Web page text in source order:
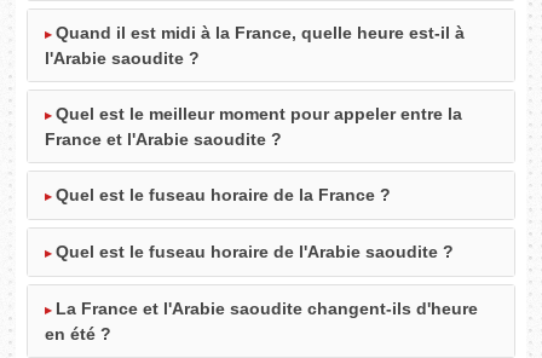
Quand il est midi à la France, quelle heure est-il à
l'Arabie saoudite ?
Quel est le meilleur moment pour appeler entre la
France et l'Arabie saoudite ?
Quel est le fuseau horaire de la France ?
Quel est le fuseau horaire de l'Arabie saoudite ?
La France et l'Arabie saoudite changent-ils d'heure
en été ?